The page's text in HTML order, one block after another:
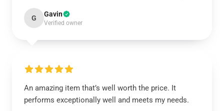
G Gavin
Verified owner
An amazing item that’s well worth the price. It
performs exceptionally well and meets my needs.